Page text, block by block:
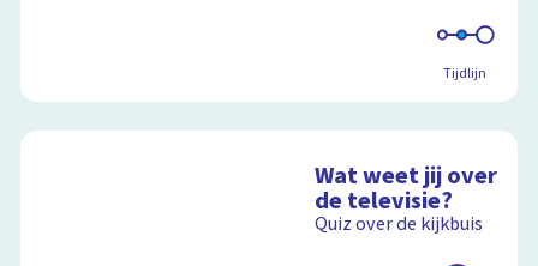
Tijdlijn
Wat weet jij over
de televisie?
Quiz over de kijkbuis